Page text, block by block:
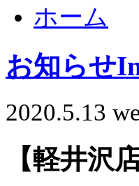
ホーム
お知らせ
2020.5.13
【軽井沢